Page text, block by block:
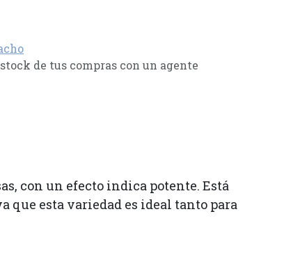
de tus compras con un agente
con un efecto indica potente. Está
esta variedad es ideal tanto para